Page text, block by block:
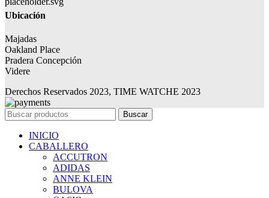
Ubicación
Majadas
Oakland Place
Pradera Concepción
Videre
Derechos Reservados 2023, TIME WATCHE 2023
Buscar
INICIO
CABALLERO
ACCUTRON
ADIDAS
ANNE KLEIN
BULOVA